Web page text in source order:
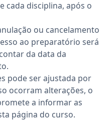
cada disciplina, após o
ou cancelamento
ao preparatório será
da data da
pode ser ajustada por
ocorram alterações, o
a informar as
página do curso.